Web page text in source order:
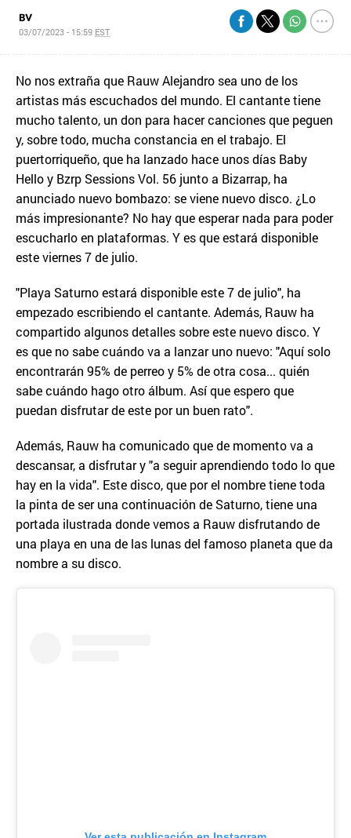
BV
03/07/2023 - 15:59 EST
No nos extraña que Rauw Alejandro sea uno de los
artistas más escuchados del mundo. El cantante tiene
mucho talento, un don para hacer canciones que peguen
y, sobre todo, mucha constancia en el trabajo. El
puertorriqueño, que ha lanzado hace unos días Baby
Hello y Bzrp Sessions Vol. 56 junto a Bizarrap, ha
anunciado nuevo bombazo: se viene nuevo disco. ¿Lo
más impresionante? No hay que esperar nada para poder
escucharlo en plataformas. Y es que estará disponible
este viernes 7 de julio.
"Playa Saturno estará disponible este 7 de julio", ha
empezado escribiendo el cantante. Además, Rauw ha
compartido algunos detalles sobre este nuevo disco. Y
es que no sabe cuándo va a lanzar uno nuevo: "Aquí solo
encontrarán 95% de perreo y 5% de otra cosa... quién
sabe cuándo hago otro álbum. Así que espero que
puedan disfrutar de este por un buen rato".
Además, Rauw ha comunicado que de momento va a
descansar, a disfrutar y "a seguir aprendiendo todo lo que
hay en la vida". Este disco, que por el nombre tiene toda
la pinta de ser una continuación de Saturno, tiene una
portada ilustrada donde vemos a Rauw disfrutando de
una playa en una de las lunas del famoso planeta que da
nombre a su disco.